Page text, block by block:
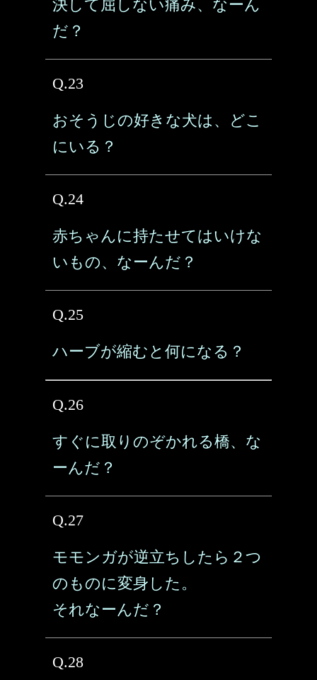
決して屈しない痛み、なーん
だ？
Q.23
おそうじの好きな犬は、どこ
にいる？
Q.24
赤ちゃんに持たせてはいけな
いもの、なーんだ？
Q.25
ハーブが縮むと何になる？
Q.26
すぐに取りのぞかれる橋、な
ーんだ？
Q.27
モモンガが逆立ちしたら２つ
のものに変身した。
それなーんだ？
Q.28